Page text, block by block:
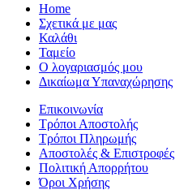
Home
Σχετικά με μας
Καλάθι
Ταμείο
Ο λογαριασμός μου
Δικαίωμα Υπαναχώρησης
Επικοινωνία
Τρόποι Αποστολής
Τρόποι Πληρωμής
Αποστολές & Επιστροφές
Πολιτική Απορρήτου
Όροι Χρήσης